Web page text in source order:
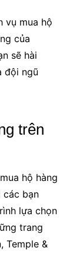
vụ mua hộ
của
sẽ hài
đội ngũ
trên
hộ hàng
các bạn
lựa chọn
trang
Temple &